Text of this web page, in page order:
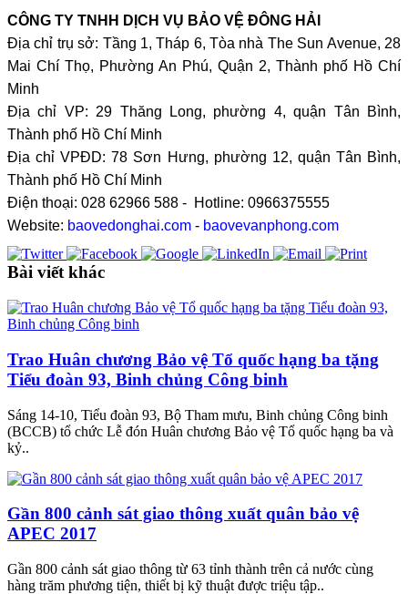
CÔNG TY TNHH DỊCH VỤ BẢO VỆ ĐÔNG HẢI
Địa chỉ trụ sở: Tầng 1, Tháp 6, Tòa nhà The Sun Avenue, 28
Mai Chí Thọ, Phường An Phú, Quận 2, Thành phố Hồ Chí
Minh
Địa chỉ VP: 29 Thăng Long, phường 4, quận Tân Bình,
Thành phố Hồ Chí Minh
Địa chỉ VPĐD: 78 Sơn Hưng, phường 12, quận Tân Bình,
Thành phố Hồ Chí Minh
Điện thoại: 028 62966 588 - Hotline: 0966375555
Website: baovedonghai.com - baovevanphong.com
Bài viết khác
Trao Huân chương Bảo vệ Tổ quốc hạng ba tặng
Tiểu đoàn 93, Binh chủng Công binh
Sáng 14-10, Tiểu đoàn 93, Bộ Tham mưu, Binh chủng Công binh
(BCCB) tổ chức Lễ đón Huân chương Bảo vệ Tổ quốc hạng ba và
kỷ..
Gần 800 cảnh sát giao thông xuất quân bảo vệ
APEC 2017
Gần 800 cảnh sát giao thông từ 63 tỉnh thành trên cả nước cùng
hàng trăm phương tiện, thiết bị kỹ thuật được triệu tập..